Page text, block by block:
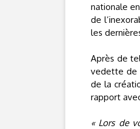
nationale
de
les
Après de
vedette de
de la
rapport
« Lors de